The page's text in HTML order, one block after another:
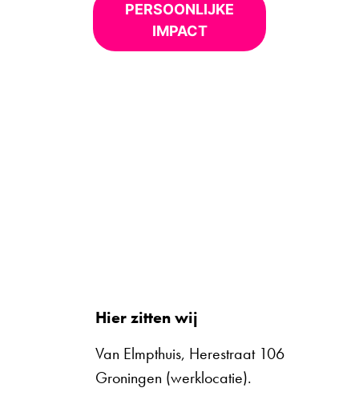
PERSOONLIJKE
IMPACT
Hier zitten wij
Van Elmpthuis, Herestraat 106
Groningen (werklocatie).